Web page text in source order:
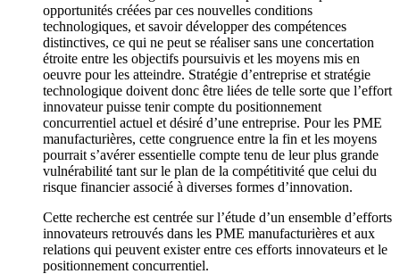
opportunités créées par ces nouvelles conditions
technologiques, et savoir développer des compétences
distinctives, ce qui ne peut se réaliser sans une concertation
étroite entre les objectifs poursuivis et les moyens mis en
oeuvre pour les atteindre. Stratégie d’entreprise et stratégie
technologique doivent donc être liées de telle sorte que l’effort
innovateur puisse tenir compte du positionnement
concurrentiel actuel et désiré d’une entreprise. Pour les PME
manufacturières, cette congruence entre la fin et les moyens
pourrait s’avérer essentielle compte tenu de leur plus grande
vulnérabilité tant sur le plan de la compétitivité que celui du
risque financier associé à diverses formes d’innovation.
Cette recherche est centrée sur l’étude d’un ensemble d’efforts
innovateurs retrouvés dans les PME manufacturières et aux
relations qui peuvent exister entre ces efforts innovateurs et le
positionnement concurrentiel.